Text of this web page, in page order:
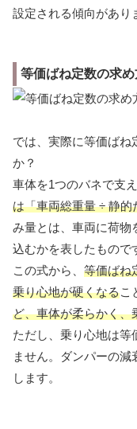
設定される傾向があり
等価ばね定数の求め
では、実際に等価ばね
か？
車体を1つのバネで支
は「車両総重量 ÷ 静的
み量とは、車両に荷物
込むかを表したもので
この式から、 等価ばね
乗り心地が硬くなるこ
ど、車体が柔らかく、
ただし、乗り心地は等
ません。ダンパーの
します。